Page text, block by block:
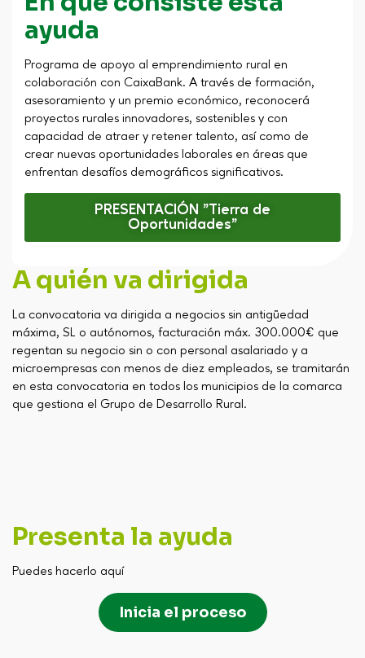
ayuda
Programa de apoyo al emprendimiento rural en
colaboración con CaixaBank. A través de formación,
asesoramiento y un premio económico, reconocerá
proyectos rurales innovadores, sostenibles y con
capacidad de atraer y retener talento, así como de
crear nuevas oportunidades laborales en áreas que
enfrentan desafíos demográficos significativos.
PRESENTACIÓN "Tierra de
Oportunidades"
A quién va dirigida
La convocatoria va dirigida a negocios sin antigüedad
máxima, SL o autónomos, facturación máx. 300.000€ que
regentan su negocio sin o con personal asalariado y a
microempresas con menos de diez empleados, se tramitarán
en esta convocatoria en todos los municipios de la comarca
que gestiona el Grupo de Desarrollo Rural.
Presenta la ayuda
Puedes hacerlo aquí
Inicia el proceso